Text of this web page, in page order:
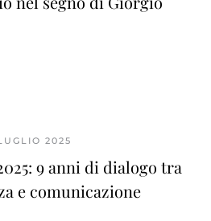
2025
9 anni di dialogo tra
e comunicazione